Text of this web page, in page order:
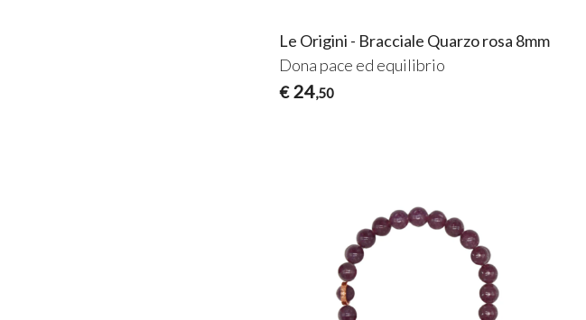
Le Origini - Bracciale Quarzo rosa 8mm
Dona pace ed equilibrio
€ 24,50